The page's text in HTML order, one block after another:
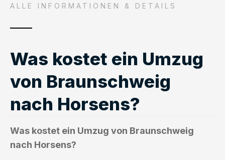
ALLE INFORMATIONEN & DETAILS
Was kostet ein Umzug
von Braunschweig
nach Horsens?
Was kostet ein Umzug von Braunschweig
nach Horsens?